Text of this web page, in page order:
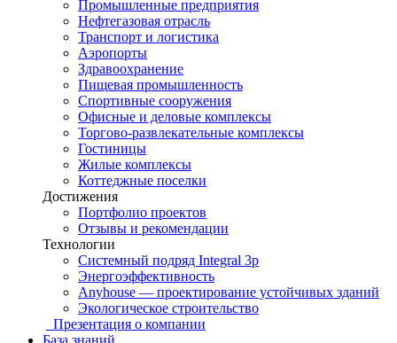
Промышленные предприятия
Нефтегазовая отрасль
Транспорт и логистика
Аэропорты
Здравоохранение
Пищевая промышленность
Спортивные сооружения
Офисные и деловые комплексы
Торгово-развлекательные комплексы
Гостиницы
Жилые комплексы
Коттеджные поселки
Достижения
Портфолио проектов
Отзывы и рекомендации
Технологии
Системный подряд Integral 3p
Энергоэффективность
Anyhouse — проектирование устойчивых зданий
Экологическое строительство
Презентация о компании
База знаний